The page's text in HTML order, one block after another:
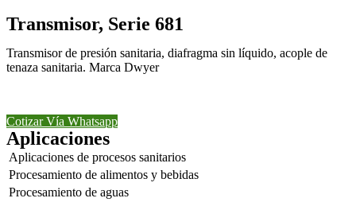
Transmisor, Serie 681
Transmisor de presión sanitaria, diafragma sin líquido, acople de
tenaza sanitaria. Marca Dwyer
Cotizar Vía Whatsapp
Aplicaciones
Aplicaciones de procesos sanitarios
Procesamiento de alimentos y bebidas
Procesamiento de aguas